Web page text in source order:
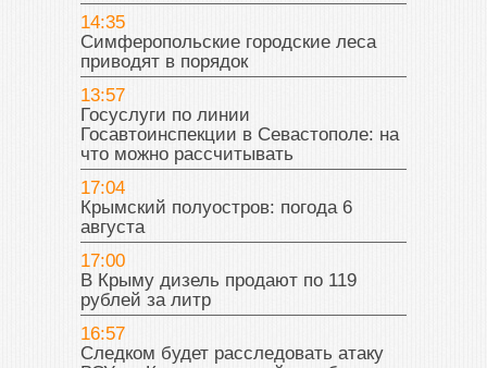
14:35
Симферопольские городские леса
приводят в порядок
13:57
Госуслуги по линии
Госавтоинспекции в Севастополе: на
что можно рассчитывать
17:04
Крымский полуостров: погода 6
августа
17:00
В Крыму дизель продают по 119
рублей за литр
16:57
Следком будет расследовать атаку